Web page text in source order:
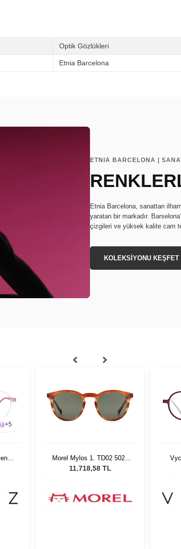
Optik Gözlükleri
Etnia Barcelona
ETNIA BARCELONA |
Etnia Barcelona, sanattan
yaratan bir markadır.
çizgileri ve yüksek kalite cam
KOLEKSİYONU KEŞFET
+5
Morel Mylos 1. TD02 5021
Unisex Güneş Gözlüğü
11.718,58 TL